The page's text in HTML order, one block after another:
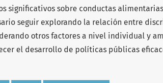
significativos sobre conductas
seguir explorando la relación entre
otros factores a nivel individual y
el desarrollo de políticas públicas